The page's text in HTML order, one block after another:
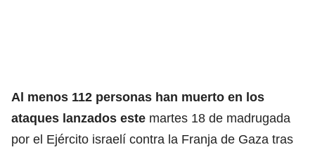
Al menos 112 personas han muerto en los
ataques lanzados este martes 18 de madrugada
por el Ejército israelí contra la Franja de Gaza tras